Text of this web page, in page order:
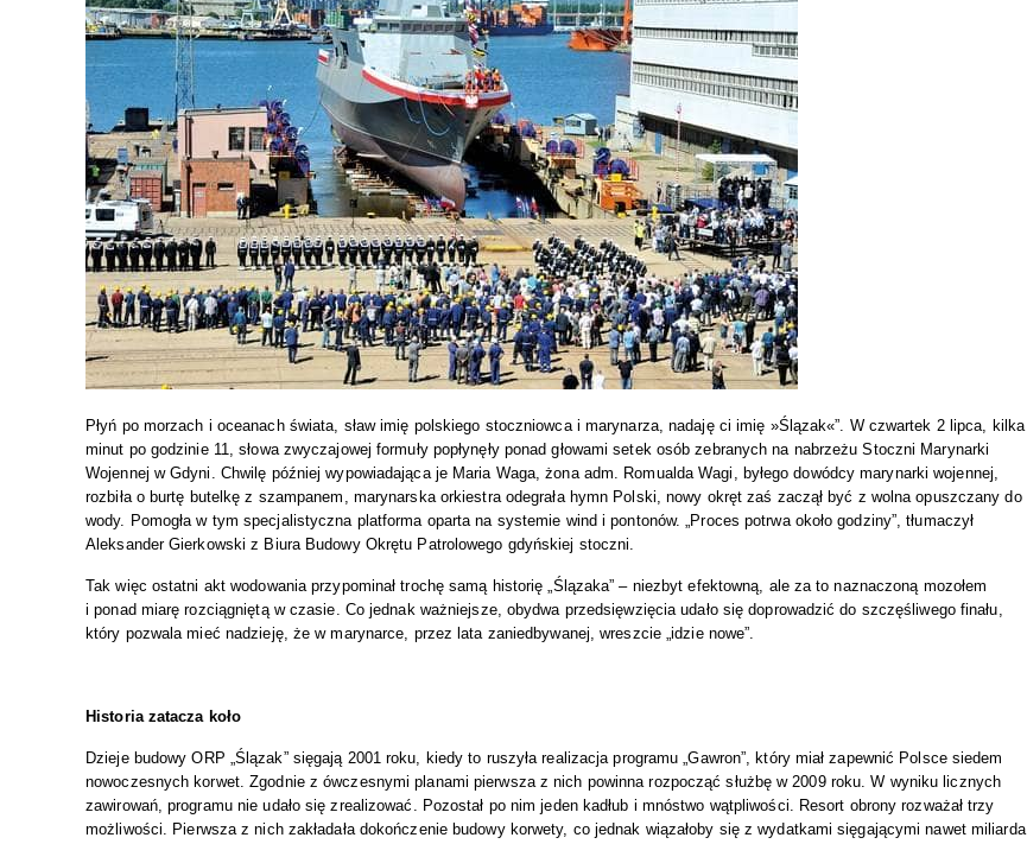
Płyń po morzach i oceanach świata, sław imię polskiego stoczniowca i marynarza, nadaję ci imię »Ślązak«”. W czwartek 2 lipca, kilka
minut po godzinie 11, słowa zwyczajowej formuły popłynęły ponad głowami setek osób zebranych na nabrzeżu Stoczni Marynarki
Wojennej w Gdyni. Chwilę później wypowiadająca je Maria Waga, żona adm. Romualda Wagi, byłego dowódcy marynarki wojennej,
rozbiła o burtę butelkę z szampanem, marynarska orkiestra odegrała hymn Polski, nowy okręt zaś zaczął być z wolna opuszczany do
wody. Pomogła w tym specjalistyczna platforma oparta na systemie wind i pontonów. „Proces potrwa około godziny”, tłumaczył
Aleksander Gierkowski z Biura Budowy Okrętu Patrolowego gdyńskiej stoczni.
Tak więc ostatni akt wodowania przypominał trochę samą historię „Ślązaka” – niezbyt efektowną, ale za to naznaczoną mozołem
i ponad miarę rozciągniętą w czasie. Co jednak ważniejsze, obydwa przedsięwzięcia udało się doprowadzić do szczęśliwego finału,
który pozwala mieć nadzieję, że w marynarce, przez lata zaniedbywanej, wreszcie „idzie nowe”.
Historia zatacza koło
Dzieje budowy ORP „Ślązak” sięgają 2001 roku, kiedy to ruszyła realizacja programu „Gawron”, który miał zapewnić Polsce siedem
nowoczesnych korwet. Zgodnie z ówczesnymi planami pierwsza z nich powinna rozpocząć służbę w 2009 roku. W wyniku licznych
zawirowań, programu nie udało się zrealizować. Pozostał po nim jeden kadłub i mnóstwo wątpliwości. Resort obrony rozważał trzy
możliwości. Pierwsza z nich zakładała dokończenie budowy korwety, co jednak wiązałoby się z wydatkami sięgającymi nawet miliarda